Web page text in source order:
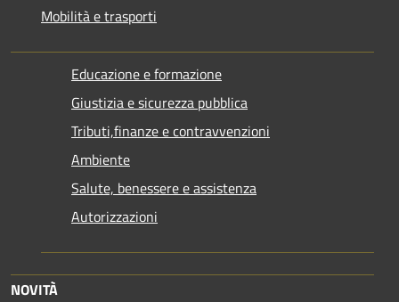
Mobilità e trasporti
Educazione e formazione
Giustizia e sicurezza pubblica
Tributi,finanze e contravvenzioni
Ambiente
Salute, benessere e assistenza
Autorizzazioni
NOVITÀ